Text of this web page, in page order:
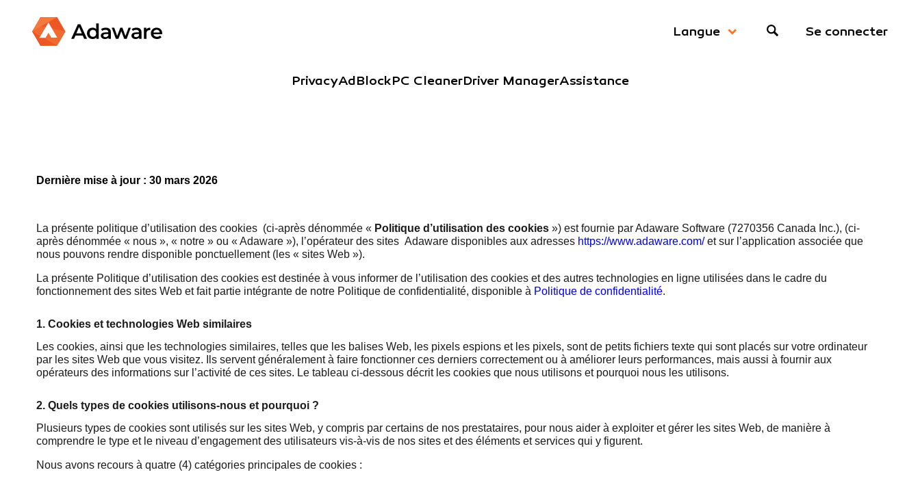
Langue Se connecter
PrivacyAdBlockPC CleanerDriver ManagerAssistance
Dernière mise à jour : 30 mars 2026
La présente politique d’utilisation des cookies (ci-après dénommée « Politique d’utilisation des cookies ») est fournie par Adaware Software (7270356 Canada Inc.), (ci-
après dénommée « nous », « notre » ou « Adaware »), l’opérateur des sites Adaware disponibles aux adresses https://www.adaware.com/et sur l’application associée que
nous pouvons rendre disponible ponctuellement (les « sites Web »).
La présente Politique d’utilisation des cookies est destinée à vous informer de l’utilisation des cookies et des autres technologies en ligne utilisées dans le cadre du
fonctionnement des sites Web et fait partie intégrante de notre Politique de confidentialité, disponible à Politique de confidentialité.
1. Cookies et technologies Web similaires
Les cookies, ainsi que les technologies similaires, telles que les balises Web, les pixels espions et les pixels, sont de petits fichiers texte qui sont placés sur votre ordinateur
par les sites Web que vous visitez. Ils servent généralement à faire fonctionner ces derniers correctement ou à améliorer leurs performances, mais aussi à fournir aux
opérateurs des informations sur l’activité de ces sites. Le tableau ci-dessous décrit les cookies que nous utilisons et pourquoi nous les utilisons.
2. Quels types de cookies utilisons-nous et pourquoi ?
Plusieurs types de cookies sont utilisés sur les sites Web, y compris par certains de nos prestataires, pour nous aider à exploiter et gérer les sites Web, de manière à
comprendre le type et le niveau d’engagement des utilisateurs vis-à-vis de nos sites et des éléments et services qui y figurent.
Nous avons recours à quatre (4) catégories principales de cookies :